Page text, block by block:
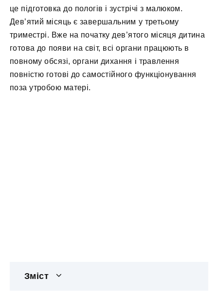
це підготовка до пологів і зустрічі з малюком.
Дев’ятий місяць є завершальним у третьому
триместрі. Вже на початку дев’ятого місяця дитина
готова до появи на світ, всі органи працюють в
повному обсязі, органи дихання і травлення
повністю готові до самостійного функціонування
поза утробою матері.
Зміст